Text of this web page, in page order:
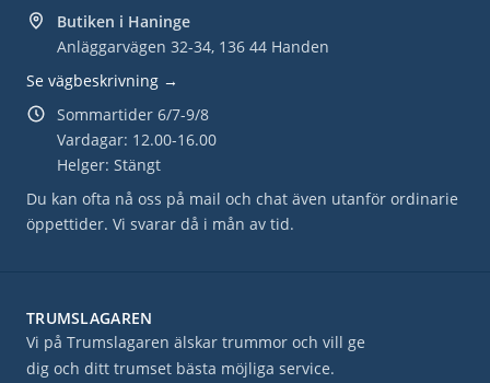
Butiken i Haninge
Anläggarvägen 32-34, 136 44 Handen
Se vägbeskrivning →
Sommartider 6/7-9/8
Vardagar: 12.00-16.00
Helger: Stängt
Du kan ofta nå oss på mail och chat även utanför ordinarie
öppettider. Vi svarar då i mån av tid.
TRUMSLAGAREN
Vi på Trumslagaren älskar trummor och vill ge
dig och ditt trumset bästa möjliga service.